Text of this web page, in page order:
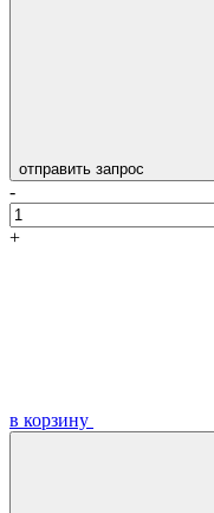
отправить запрос
-
+
в корзину